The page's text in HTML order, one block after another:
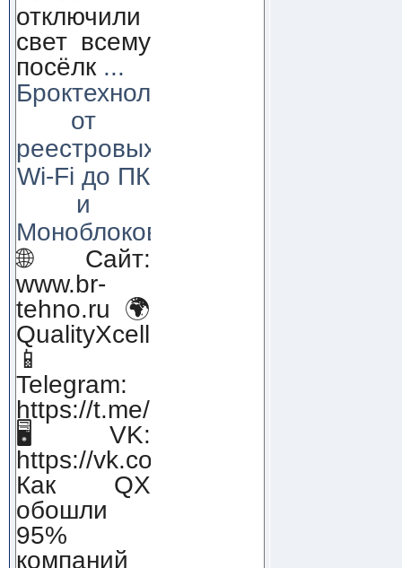
отключили
свет всему
посёлк ...
Броктехнолоджи:
от
реестровых
Wi-Fi до ПК
и
Моноблоков!
🌐 Сайт:
www.br-
tehno.ru 🌍
QualityXcellence.ru
📱
Telegram:
https://t.me/qx_lab_IT
🖥 VK:
https://vk.com/qualityxcellenc
Как QX
обошли
95%
компаний